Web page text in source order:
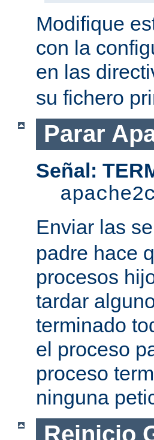
Modifique
con la
en las
su fichero
Parar
Señal:
Enviar las
padre hace
procesos
tardar
terminado
el proceso
proceso
ninguna
Reinicio